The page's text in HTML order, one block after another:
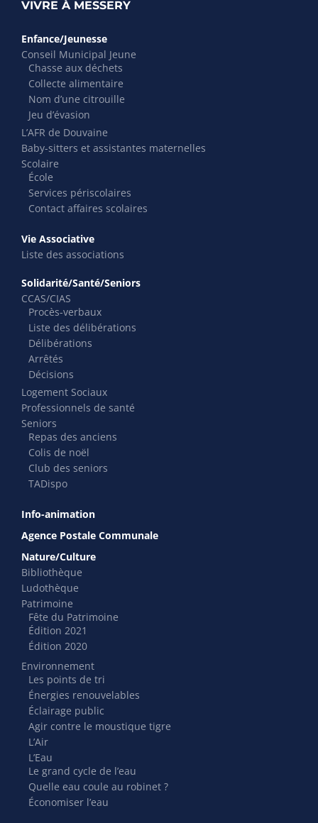
VIVRE À MESSERY
Enfance/Jeunesse
Conseil Municipal Jeune
Chasse aux déchets
Collecte alimentaire
Nom d’une citrouille
Jeu d’évasion
L’AFR de Douvaine
Baby-sitters et assistantes maternelles
Scolaire
École
Services périscolaires
Contact affaires scolaires
Vie Associative
Liste des associations
Solidarité/Santé/Seniors
CCAS/CIAS
Procès-verbaux
Liste des délibérations
Délibérations
Arrêtés
Décisions
Logement Sociaux
Professionnels de santé
Seniors
Repas des anciens
Colis de noël
Club des seniors
TADispo
Info-animation
Agence Postale Communale
Nature/Culture
Bibliothèque
Ludothèque
Patrimoine
Fête du Patrimoine
Édition 2021
Édition 2020
Environnement
Les points de tri
Énergies renouvelables
Éclairage public
Agir contre le moustique tigre
L’Air
L’Eau
Le grand cycle de l’eau
Quelle eau coule au robinet ?
Économiser l’eau